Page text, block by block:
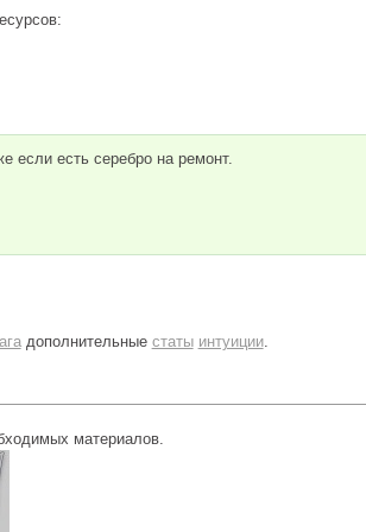
если есть серебро на ремонт.
дополнительные статы интуиции.
материалов.